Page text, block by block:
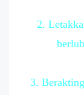
2.
3.